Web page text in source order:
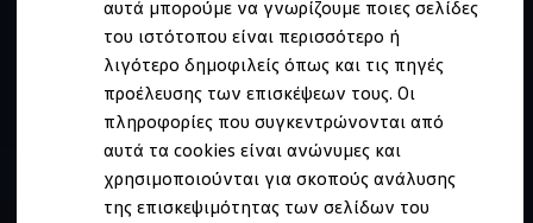
αυτά μπορούμε να γνωρίζουμε ποιες σελίδες
του ιστότοπου είναι περισσότερο ή
λιγότερο δημοφιλείς όπως και τις πηγές
προέλευσης των επισκέψεων τους. Οι
πληροφορίες που συγκεντρώνονται από
αυτά τα cookies είναι ανώνυμες και
χρησιμοποιούνται για σκοπούς ανάλυσης
της επισκεψιμότητας των σελίδων του
myVolkswagen
Service και γνήσια ανταλλακτικά
Επιθεώρηση & ΚΤΕΟ
Επισκευές & έλεγχοι
Λιπαντικά κινητήρα και υγρά
Τροχοί και ελαστικά
Οδική Βοήθεια
Volkswagen Service
Ανταλλακτικά Volkswagen
Γνήσια αξεσουάρ Volkswagen